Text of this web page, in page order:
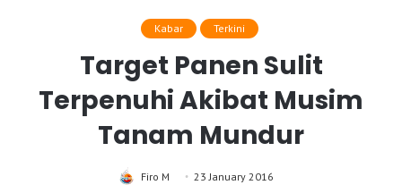
Kabar Terkini
Target Panen Sulit
Terpenuhi Akibat Musim
Tanam Mundur
Firo M 23 January 2016